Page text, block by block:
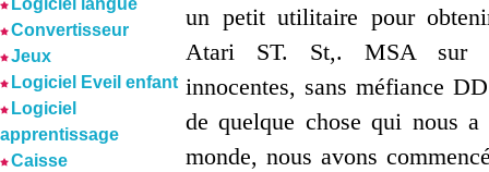
Logiciel langue
Convertisseur
Jeux
Logiciel Eveil enfant
Logiciel
apprentissage
Caisse
un petit utilitaire pour
Atari ST. St,. MSA sur
innocentes, sans méfiance
de quelque chose qui nous
monde, nous avons